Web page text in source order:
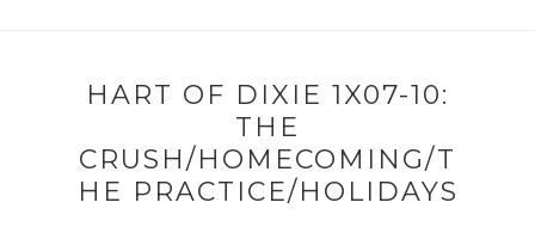
HART OF DIXIE 1X07-10:
THE
CRUSH/HOMECOMING/T
HE PRACTICE/HOLIDAYS